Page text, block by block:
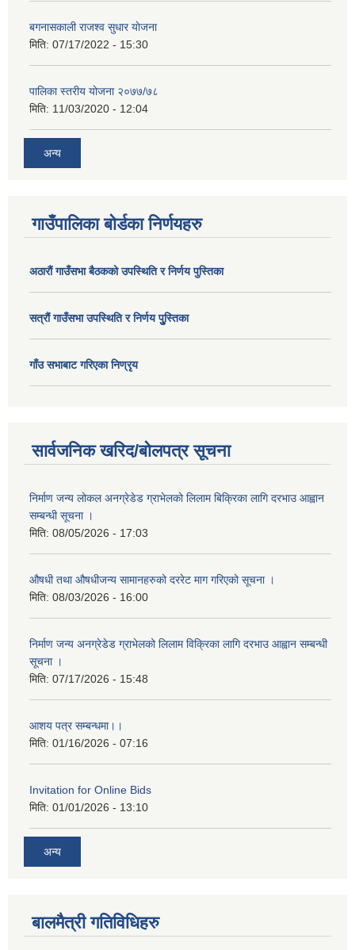
बगनासकाली राजश्व सुधार याेजना
मिति: 07/17/2022 - 15:30
पालिका स्तरीय योजना २०७७/७८
मिति: 11/03/2020 - 12:04
अन्य
गाउँपालिका बोर्डका निर्णयहरु
अठाराैं गाउँसभा बैठकको उपस्थिति र निर्णय पुस्तिका
सत्राैं गाउँसभा उपस्थिति र निर्णय पुु्स्तिका
गाँउ सभाबाट गरिएका निण्रृय
सार्वजनिक खरिद/बोलपत्र सूचना
निर्माण जन्य लोकल अनग्रेडेड ग्राभेलको लिलाम बिक्रिका लागि दरभाउ आह्वान
सम्बन्धी सूचना ।
मिति: 08/05/2026 - 17:03
औषधी तथा औषधीजन्य सामानहरुको दररेट माग गरिएको सूचना ।
मिति: 08/03/2026 - 16:00
निर्माण जन्य अनग्रेडेड ग्राभेलको लिलाम विक्रिका लागि दरभाउ आह्वान सम्बन्धी
सूचना ।
मिति: 07/17/2026 - 15:48
आशय पत्र सम्बन्धमा।।
मिति: 01/16/2026 - 07:16
Invitation for Online Bids
मिति: 01/01/2026 - 13:10
अन्य
बालमैत्री गतिविधिहरु